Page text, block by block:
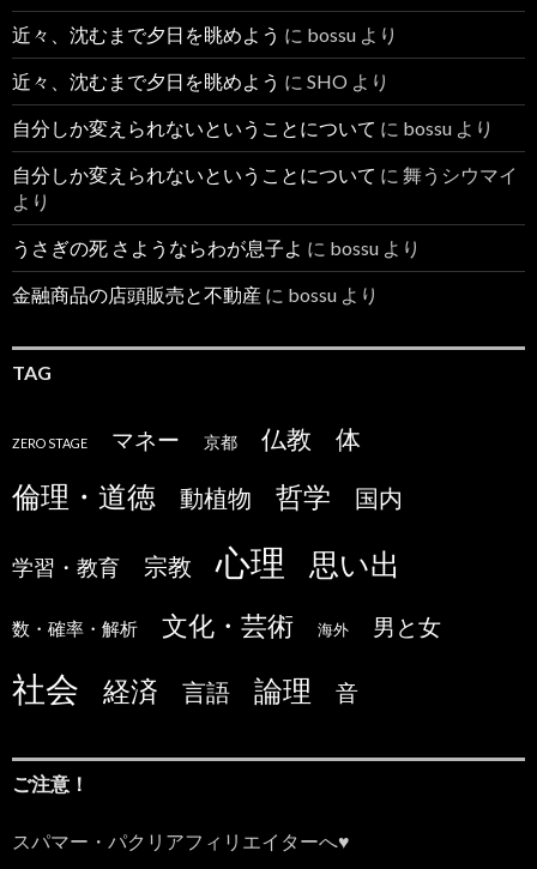
近々、沈むまで夕日を眺めよう に bossu より
近々、沈むまで夕日を眺めよう に SHO より
自分しか変えられないということについて に bossu より
自分しか変えられないということについて に 舞うシウマイ
より
うさぎの死 さようならわが息子よ に bossu より
金融商品の店頭販売と不動産 に bossu より
TAG
ZERO STAGE マネー 京都 仏教 体
倫理・道徳 動植物 哲学 国内
学習・教育 宗教 心理 思い出
数・確率・解析 文化・芸術 海外 男と女
社会 経済 言語 論理 音
ご注意！
スパマー・パクリアフィリエイターへ♥